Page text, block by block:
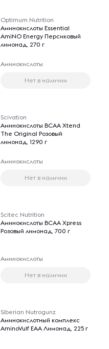
Optimum Nutrition
Аминокислоты Essential
AmiNO Energy Персиковый
лимонад, 270 г
Аминокислоты
Нет в наличии
Scivation
Аминокислоты BCAA Xtend
The Original Розовый
лимонад, 1290 г
Аминокислоты
Нет в наличии
Scitec Nutrition
Аминокислоты BCAA Xpress
Розовый лимонад, 700 г
Аминокислоты
Нет в наличии
Siberian Nutrogunz
Аминокислотный комплекс
AminoVulf EAA Лимонад, 225 г